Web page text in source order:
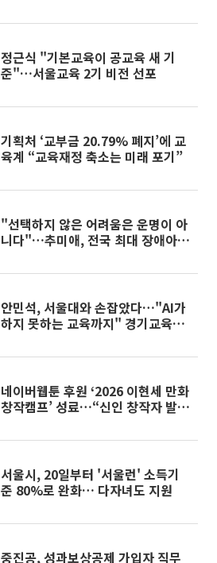
정근식 "기본교육이 공교육 새 기
준"…서울교육 2기 비전 선포
기획처 ‘교부금 20.79% 폐지’에 교
육계 “교육재정 축소는 미래 포기”
"선택하지 않은 어려움은 운명이 아
니다"…추미애, 전국 최대 장애아동
안민석, 서울대와 손잡았다…"AI가
하지 못하는 교육까지" 경기교육대
네이버웹툰 후원 ‘2026 이현세 만화
창작캠프’ 성료…“신인 창작자 발굴
서울시, 20일부터 '서울런' 소득기
준 80%로 완화… 다자녀도 지원
중진공, 성과보상공제 가입자 직무